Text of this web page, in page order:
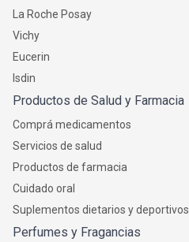
La Roche Posay
Vichy
Eucerin
Isdin
Productos de Salud y Farmacia
Comprá medicamentos
Servicios de salud
Productos de farmacia
Cuidado oral
Suplementos dietarios y deportivos
Perfumes y Fragancias